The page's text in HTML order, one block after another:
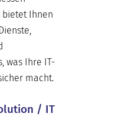
bietet Ihnen
was Ihre IT-
macht.
/ IT